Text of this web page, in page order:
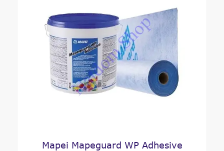
Mapei Mapeguard WP Adhesive